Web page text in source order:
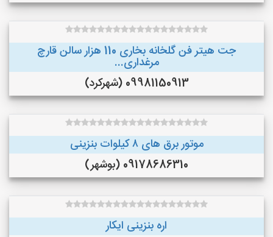
جت هیتر فن گلخانه بخاری 110 هزار سالن قارچ
مرغداری...
09981150913 (شهرکرد)
موتور برق های ٨ کیلوات بنزینی
09178686310 (بوشهر)
اره بنزینی ایکار